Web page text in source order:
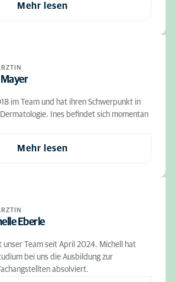
Mehr lesen
Mayer
im Team und hat ihren Schwerpunkt in
Ines befindet sich momentan
Mehr lesen
Eberle
unser Team seit April 2024. Michell hat
bei uns die Ausbildung zur
absolviert.